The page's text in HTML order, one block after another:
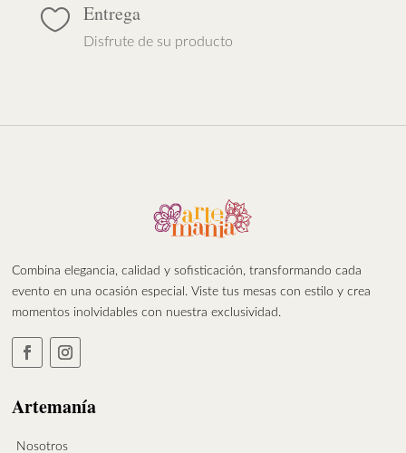
 Entrega
Disfrute de su producto
Combina elegancia, calidad y sofisticación, transformando cada
evento en una ocasión especial. Viste tus mesas con estilo y crea
momentos inolvidables con nuestra exclusividad.
Artemanía
Nosotros